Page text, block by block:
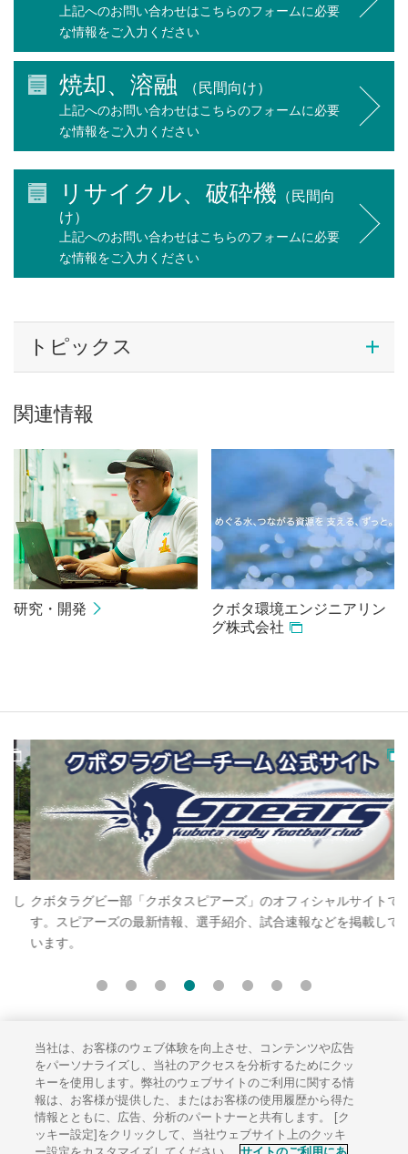
上記へのお問い合わせはこちらのフォームに必要
な情報をご入力ください
焼却、溶融 （民間向け）
上記へのお問い合わせはこちらのフォームに必要
な情報をご入力ください
リサイクル、破砕機 （民間向
け）
上記へのお問い合わせはこちらのフォームに必要
な情報をご入力ください
トピックス
関連情報
研究・開発
クボタ環境エンジニアリン
グ株式会社
クボタラグビー部「クボタスピアーズ」のオフィシャルサイトで
す。スピアーズの最新情報、選手紹介、試合速報などを掲載して
います。
サイトのご利用にあたって
ソーシャルメディアポリシー
個人情報保護方針
サイトマップ
当社は、お客様のウェブ体験を向上させ、コンテンツや広告
をパーソナライズし、当社のアクセスを分析するためにクッ
キーを使用します。弊社のウェブサイトのご利用に関する情
報は、お客様が提供した、またはお客様の使用履歴から得た
情報とともに、広告、分析のパートナーと共有します。 [ク
ッキー設定]をクリックして、当社ウェブサイト上のクッキ